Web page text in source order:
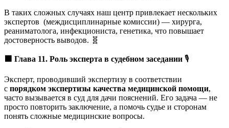
В таких сложных случаях наш центр привлекает нескольких
экспертов (междисциплинарные комиссии) — хирурга,
реаниматолога, инфекциониста, генетика, что повышает
достоверность выводов. 🧬
Глава 11. Роль эксперта в судебном заседании 🎙️
Эксперт, проводивший экспертизу в соответствии
с порядком экспертизы качества медицинской помощи,
часто вызывается в суд для дачи пояснений. Его задача — не
просто повторить заключение, а помочь судье и сторонам
понять сложные медицинские вопросы.